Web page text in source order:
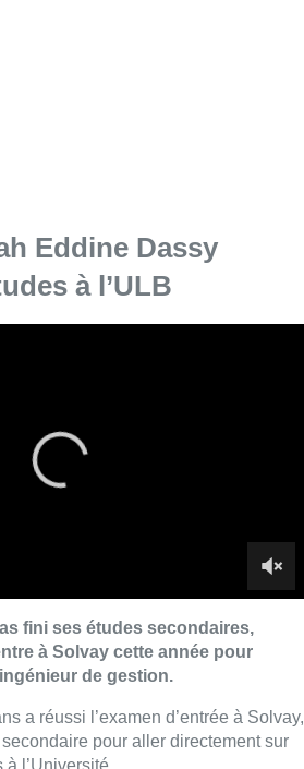
Eddine Dassy
à l’ULB
pour aller directement sur
l’Université.
Mira
inhabitable après un
over-Heembeek